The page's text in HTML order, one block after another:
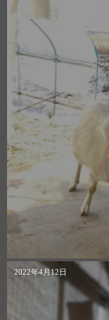
2022年4月12日